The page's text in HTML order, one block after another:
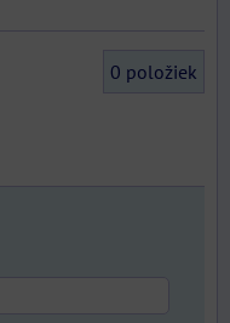
0 položiek